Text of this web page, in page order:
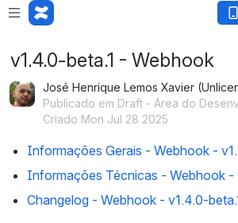
v1.4.0-beta.1 - Webhook
José Henrique Lemos Xavier
Publicado em Draft - Área do
Criado Mon Jul 28 2025
Informações Gerais - Webhook -
Informações Técnicas - Webhook -
Changelog - Webhook - v1.4.0-